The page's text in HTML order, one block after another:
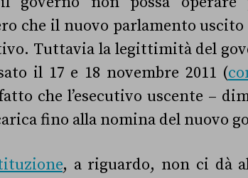
che il nuovo parlamento
Tuttavia la legittimità del
il 17 e 18 novembre 2011 (
che l’esecutivo uscente –
fino alla nomina del nuovo
, a riguardo, non ci dà